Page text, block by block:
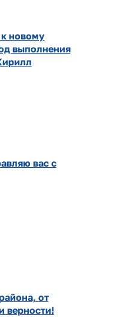
к новому
выполнения
вас с
от
верности!